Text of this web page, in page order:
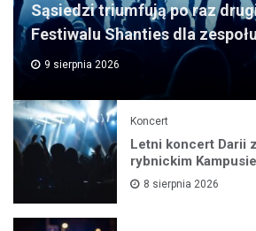
Sąsiedzi triumfują po raz
Festiwalu Shanties dla zespołu
9 sierpnia 2026
Koncert
Letni koncert Darii
rybnickim
8 sierpnia 2026